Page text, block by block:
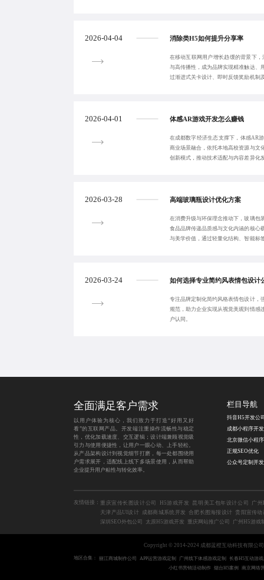
2026-04-04 消除类H5如何提升分享率
在移动互联网用户增长趋缓的背景下
与高传播性，成为品牌实现精准触达、
过渐进式关卡设计、即时反馈奖励机制
2026-04-01 体感AR游戏开发怎么赚钱
在成都数字经济生态支撑下，体感AR
商业场景融合，依托本地高校资源与文
创新模式，推动技术适配与内容差异化
2026-03-28 高端玻璃瓶设计优化方案
在消费升级与环保理念推动下，玻璃包
食品品牌传递品质感与文化内涵的核心
与美学价值，通过轻量化结构、智能标
2026-03-24 如何选择专业简约风表情包设计
专注品牌定制化简约风格表情包设计，
规范，助力企业实现从视觉美观到情感
户认同。
全面满足客户需求
以用户体验为核心，我们致力于打造“好用又好
看”的互联网产品。开发端注重操作流畅性与稳定
性，优化加载速度、交互逻辑；设计端兼顾视觉吸
引力与使用便捷性，让用户一眼心动、上手轻松。
从产品架构设计到视觉细节打磨，每一处都围绕用
户需求展开，适配线上线下多场景使用，从而帮助
企业提升用户粘性与转化效率。
栏目导航
抖音H5开发公
正规SEO优化
友情链接： 重庆宣传长图设计公司 H5游戏开发 昆明美工包年设计公司
广
天津产品UI设计
成都商城系统开发 合肥长图海报设计
贵阳宣传动
深圳SEO外包公司
太原H5游戏开发 重庆网站推广公司 广州H5游戏
Copyright © 2014-2024 成都蓝橙互动科技有限公司
地区合集： 丽江商城制作公司 APP运营游戏定制 广州线下体感游戏定制
长春H5互动游戏
小红书营销活动制作
烟台H5案例 南京网络